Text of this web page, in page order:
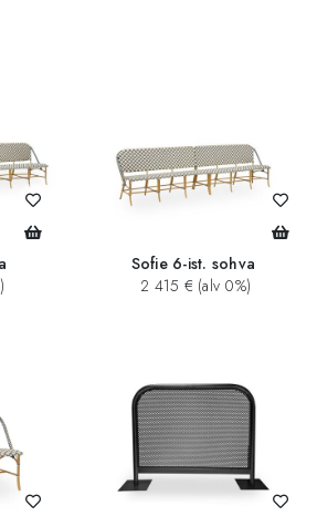
Sofie 6-ist. sohva
2 415 € (alv 0%)